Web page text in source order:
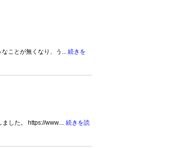
ことが無くなり、う... 続きを
した。 https://www.... 続きを読